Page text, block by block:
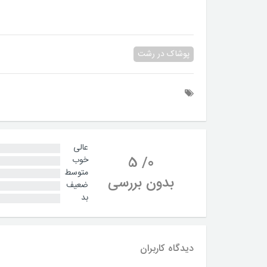
پوشاک در رشت
0
/
5
بدون بررسی
عالی
خوب
متوسط
ضعیف
بد
دیدگاه کاربران